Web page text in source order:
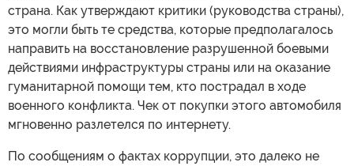
страна. Как утверждают критики (руководства страны),
это могли быть те средства, которые предполагалось
направить на восстановление разрушенной боевыми
действиями инфраструктуры страны или на оказание
гуманитарной помощи тем, кто пострадал в ходе
военного конфликта. Чек от покупки этого автомобиля
мгновенно разлетелся по интернету.
По сообщениям о фактах коррупции, это далеко не